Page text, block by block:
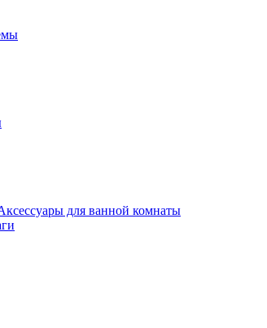
для ванной комнаты